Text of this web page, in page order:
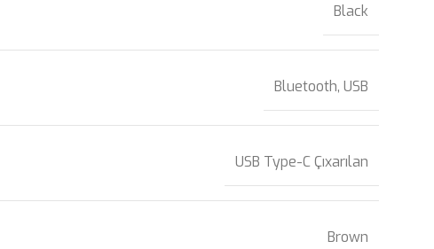
Black
Bluetooth, USB
USB Type-C Çıxarılan
Brown